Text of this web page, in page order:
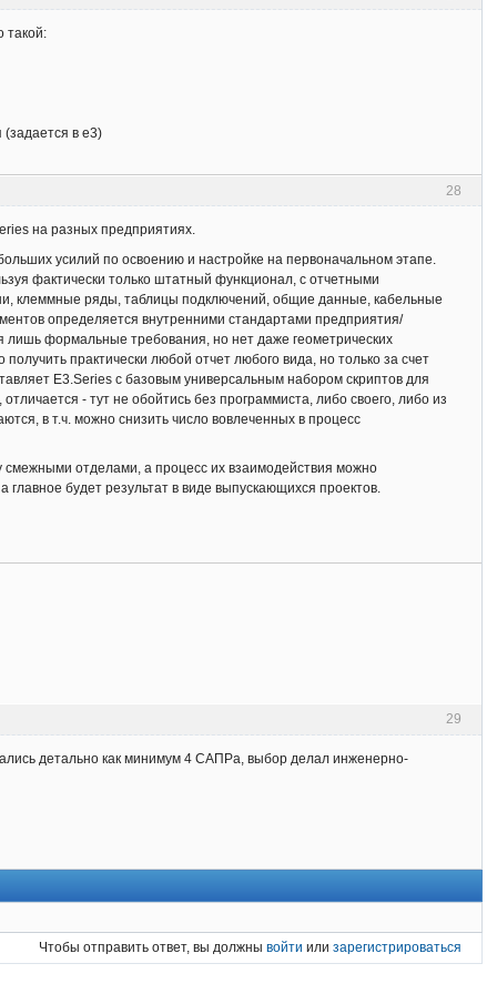
такой:
(задается в е3)
28
на разных предприятиях.
усилий по освоению и настройке на первоначальном этапе.
фактически только штатный функционал, с отчетными
клеммные ряды, таблицы подключений, общие данные, кабельные
определяется внутренними стандартами предприятия/
лишь формальные требования, но нет даже геометрических
практически любой отчет любого вида, но только за счет
E3.Series с базовым универсальным набором скриптов для
- тут не обойтись без программиста, либо своего, либо из
в т.ч. можно снизить число вовлеченных в процесс
смежными отделами, а процесс их взаимодействия можно
будет результат в виде выпускающихся проектов.
29
детально как минимум 4 САПРа, выбор делал инженерно-
Чтобы отправить ответ, вы должны войти или зарегистрироваться